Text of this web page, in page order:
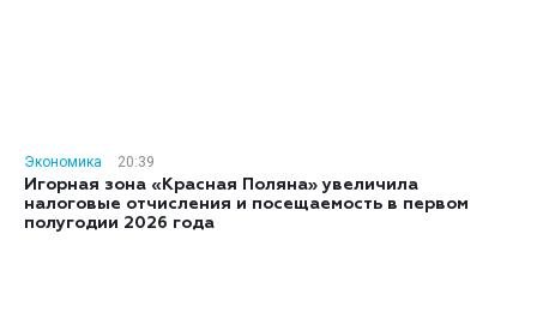
Экономика
20:39
Игорная зона «Красная Поляна» увеличила
налоговые отчисления и посещаемость в первом
полугодии 2026 года